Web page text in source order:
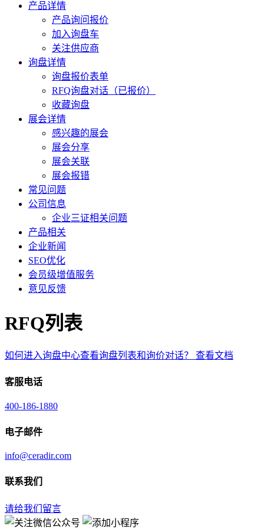
产品详情
产品询问报价
加入询盘车
关注供应商
询盘详情
询盘报价表单
RFQ询盘对话（已报价）
收藏询盘
展会详情
感兴趣的展会
展会分享
展会关联
展会报错
常见问题
公司信息
企业三证相关问题
产品相关
企业新闻
SEO优化
会员级增值服务
意见反馈
RFQ列表
如何进入询盘中心查看询盘列表和询价对话？ 查看文档
客服电话
400-186-1880
电子邮件
info@ceradir.com
联系我们
请给我们留言